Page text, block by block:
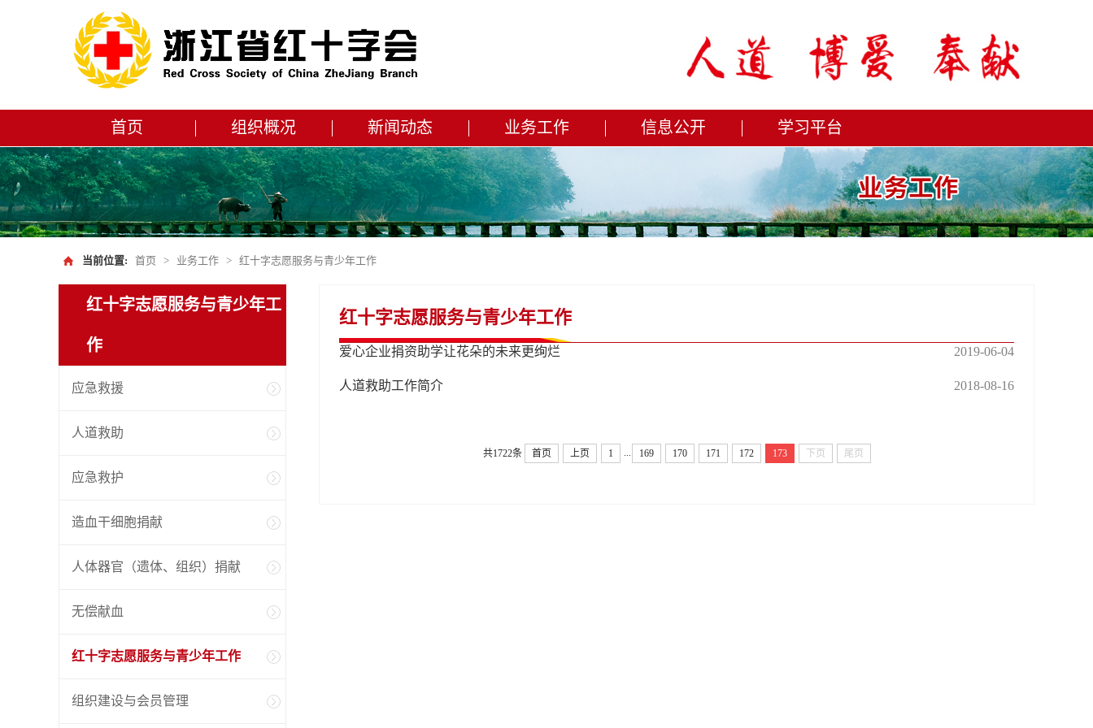
首页 组织概况 新闻动态 业务工作 信息公开 学习平台
当前位置: 首页 > 业务工作 > 红十字志愿服务与青少年工作
红十字志愿服务与青少年工
作
应急救援
人道救助
应急救护
造血干细胞捐献
人体器官（遗体、组织）捐献
无偿献血
红十字志愿服务与青少年工作
组织建设与会员管理
红十字志愿服务与青少年工作
爱心企业捐资助学让花朵的未来更绚烂 2019-06-04
人道救助工作简介 2018-08-16
共1722条 首页 上页 1 ... 169 170 171 172 173 下页 尾页